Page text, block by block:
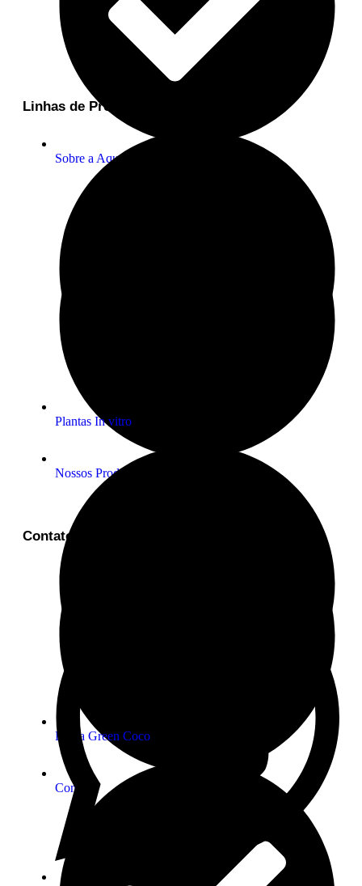
Sobre a Aquaplante
Nossos Produtos
Contato
Linhas de Produtos
Plantas In vitro
Linha Green Coco
Contato